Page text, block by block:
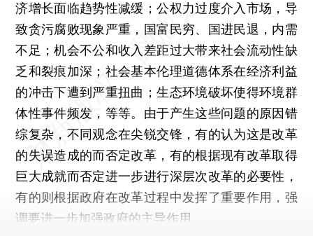
济增长面临趋势性减缓；公权力过度介入市场，导
致贪污腐败现象严重，国富民穷、国进民退，内需
不足；机会不公和收入差距过大带来社会流动性缺
乏和裂痕加深；社会基本伦理道德体系在经济利益
的冲击下遭到严重扭曲；生态环境破坏使得环境群
体性事件频发，等等。由于产生这些问题的原因错
综复杂，不同观念在尖锐交锋，有的认为这是改革
的失误造成的而否定改革，有的根据现有改革取得
巨大成就而否定进一步进行深层次改革的必要性，
有的则根据政府在改革过程中发挥了重要作用，强
调要进一步加强政府的主导作用。